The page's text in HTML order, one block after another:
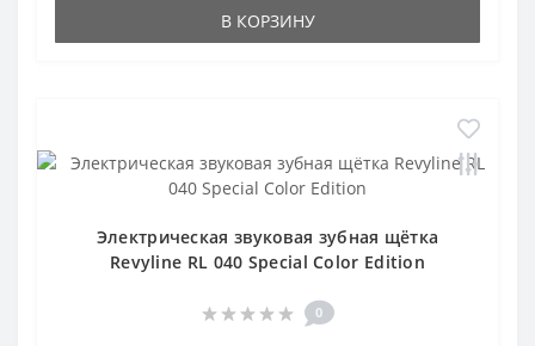
В КОРЗИНУ
Электрическая звуковая зубная щётка
Revyline RL 040 Special Color Edition
0